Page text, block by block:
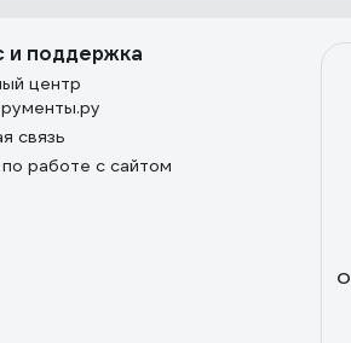
и поддержка
центр
связь
работе с сайтом